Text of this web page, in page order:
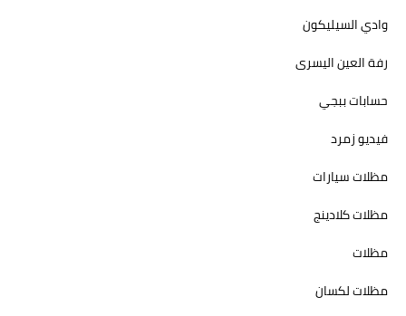
وادي السيليكون
رفة العين اليسرى
حسابات ببجي
فيديو زمرد
مظلات سيارات
مظلات كلادينج
مظلات
مظلات لكسان